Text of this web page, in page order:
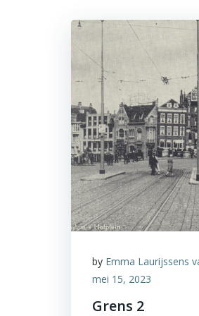
by Emma Laurijssens
mei 15, 2023
Grens 2